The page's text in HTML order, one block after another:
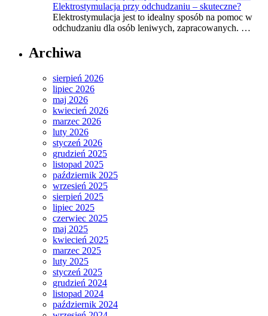
Elektrostymulacja przy odchudzaniu – skuteczne?
Elektrostymulacja jest to idealny sposób na pomoc w
odchudzaniu dla osób leniwych, zapracowanych. …
Archiwa
sierpień 2026
lipiec 2026
maj 2026
kwiecień 2026
marzec 2026
luty 2026
styczeń 2026
grudzień 2025
listopad 2025
październik 2025
wrzesień 2025
sierpień 2025
lipiec 2025
czerwiec 2025
maj 2025
kwiecień 2025
marzec 2025
luty 2025
styczeń 2025
grudzień 2024
listopad 2024
październik 2024